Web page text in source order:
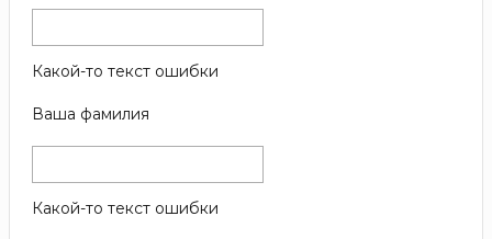
Какой-то текст ошибки
Ваша фамилия
Какой-то текст ошибки